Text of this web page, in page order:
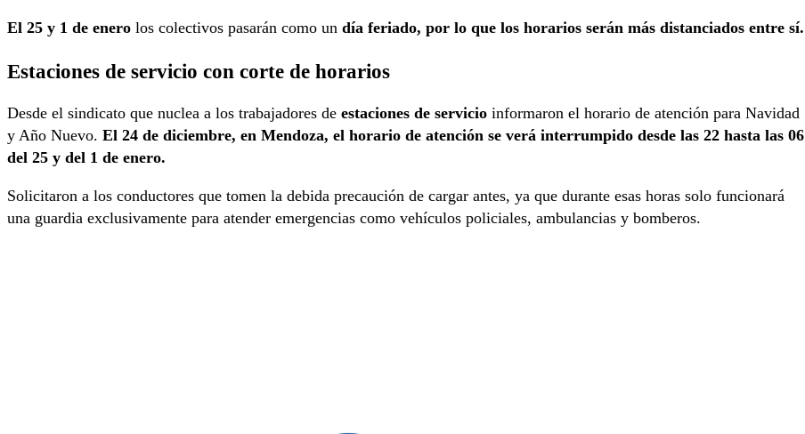
El 25 y 1 de enero los colectivos pasarán como un día feriado, por lo que los horarios serán más distanciados entre sí.
Estaciones de servicio con corte de horarios
Desde el sindicato que nuclea a los trabajadores de estaciones de servicio informaron el horario de atención para Navidad
y Año Nuevo. El 24 de diciembre, en Mendoza, el horario de atención se verá interrumpido desde las 22 hasta las 06
del 25 y del 1 de enero.
Solicitaron a los conductores que tomen la debida precaución de cargar antes, ya que durante esas horas solo funcionará
una guardia exclusivamente para atender emergencias como vehículos policiales, ambulancias y bomberos.